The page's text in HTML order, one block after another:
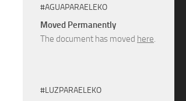
#AGUAPARAELEKO
Moved Permanently
The document has moved here.
#LUZPARAELEKO